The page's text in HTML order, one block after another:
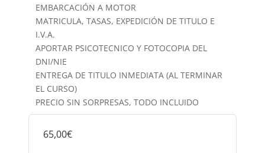
EMBARCACIÓN A MOTOR
MATRICULA, TASAS, EXPEDICIÓN DE TITULO E
I.V.A.
APORTAR PSICOTECNICO Y FOTOCOPIA DEL
DNI/NIE
ENTREGA DE TITULO INMEDIATA (AL TERMINAR
EL CURSO)
PRECIO SIN SORPRESAS, TODO INCLUIDO
65,00€